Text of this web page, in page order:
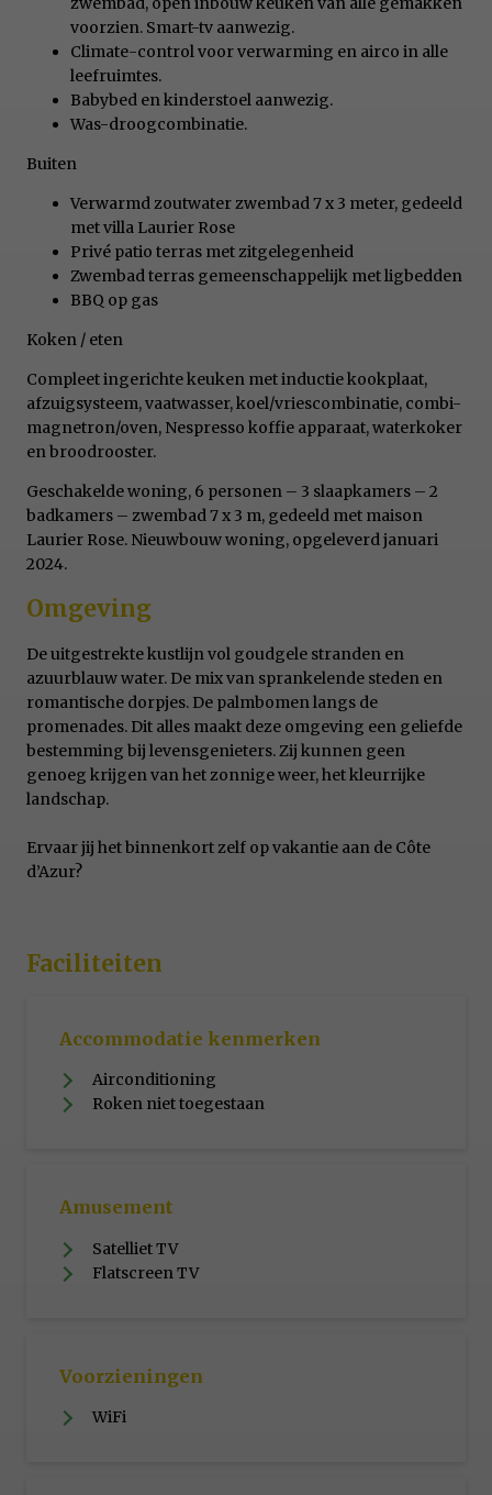
voorzien. Smart-tv aanwezig.
Climate-control voor verwarming en airco in alle
leefruimtes.
Babybed en kinderstoel aanwezig.
Was-droogcombinatie.
Buiten
Verwarmd zoutwater zwembad 7 x 3 meter, gedeeld
met villa Laurier Rose
Privé patio terras met zitgelegenheid
Zwembad terras gemeenschappelijk met ligbedden
BBQ op gas
Koken / eten
Compleet ingerichte keuken met inductie kookplaat,
afzuigsysteem, vaatwasser, koel/vriescombinatie, combi-
magnetron/oven, Nespresso koffie apparaat, waterkoker
en broodrooster.
Geschakelde woning, 6 personen – 3 slaapkamers – 2
badkamers – zwembad 7 x 3 m, gedeeld met maison
Laurier Rose. Nieuwbouw woning, opgeleverd januari
2024.
Omgeving
De uitgestrekte kustlijn vol goudgele stranden en
azuurblauw water. De mix van sprankelende steden en
romantische dorpjes. De palmbomen langs de
promenades. Dit alles maakt deze omgeving een geliefde
bestemming bij levensgenieters. Zij kunnen geen
genoeg krijgen van het zonnige weer, het kleurrijke
landschap.
Ervaar jij het binnenkort zelf op vakantie aan de Côte
d’Azur?
Faciliteiten
Accommodatie kenmerken
Airconditioning
Roken niet toegestaan
Amusement
Satelliet TV
Flatscreen TV
Voorzieningen
WiFi